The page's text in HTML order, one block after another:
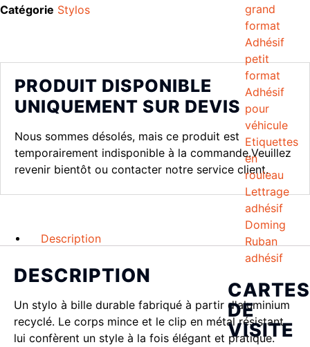
grand
format
Adhésif
petit
format
Adhésif
pour
véhicule
Etiquettes
en
rouleau
Lettrage
adhésif
Doming
Ruban
adhésif
CARTES
DE
VISITE
Catégorie Stylos
PRODUIT DISPONIBLE
UNIQUEMENT SUR DEVIS
Nous sommes désolés, mais ce produit est
temporairement indisponible à la commande.Veuillez
revenir bientôt ou contacter notre service client.
Description
DESCRIPTION
Un stylo à bille durable fabriqué à partir d'aluminium
recyclé. Le corps mince et le clip en métal résistant
lui confèrent un style à la fois élégant et pratique.